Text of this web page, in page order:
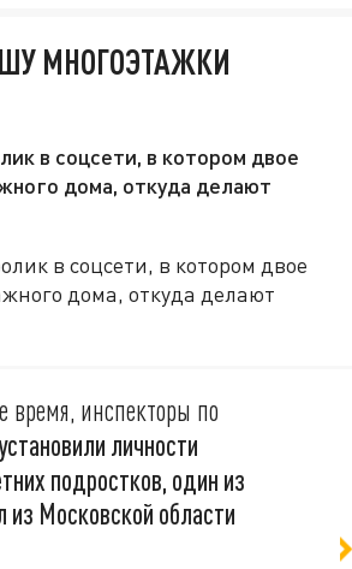
МНОГОЭТАЖКИ
в соцсети, в котором двое
дома, откуда делают
в соцсети, в котором двое
дома, откуда делают
время, инспекторы по
личности
подростков, один из
из Московской области